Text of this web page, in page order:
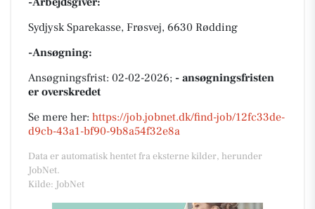
Sydjysk Sparekasse, Frøsvej, 6630 Rødding
-Ansøgning:
Ansøgningsfrist: 02-02-2026; - ansøgningsfristen
er overskredet
Se mere her: https://job.jobnet.dk/find-job/12fc33de-
d9cb-43a1-bf90-9b8a54f32e8a
Data er automatisk hentet fra eksterne kilder, herunder
JobNet.
Kilde: JobNet